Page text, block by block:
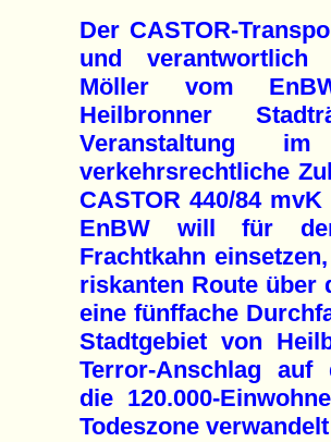
Der CASTOR-
und verantwortlich
Möller vom
Heilbronner
Veranstaltung
verkehrsrechtliche
CASTOR 440/84
EnBW will für den
Frachtkahn
riskanten Route über
eine fünffache
Stadtgebiet von
Terror-Anschlag auf
die 120.000-
Todeszone